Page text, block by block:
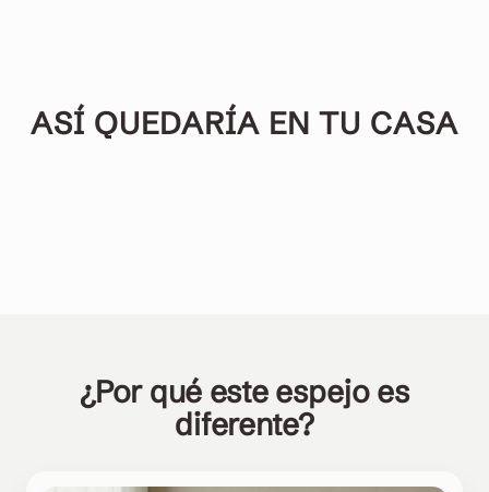
ASÍ QUEDARÍA EN TU CASA
▶︎ ▶︎
¿Por qué este espejo es
diferente?